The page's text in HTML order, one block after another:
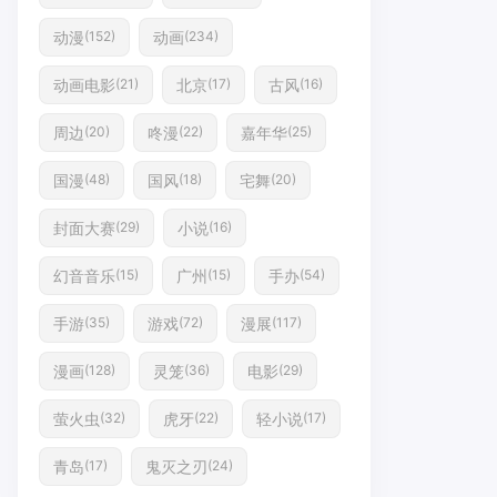
动漫(152) 动画(234)
动画电影(21) 北京(17) 古风(16)
周边 (20) 咚漫(22) 嘉年华(25)
国漫(48) 国风(18) 宅舞(20)
封面大赛(29) 小说(16)
幻音音乐(15) 广州 (15) 手办(54)
手游(35) 游戏(72) 漫展(117)
漫画(128) 灵笼(36) 电影(29)
萤火虫 (32) 虎牙(22) 轻小说(17)
青岛(17) 鬼灭之刃(24)